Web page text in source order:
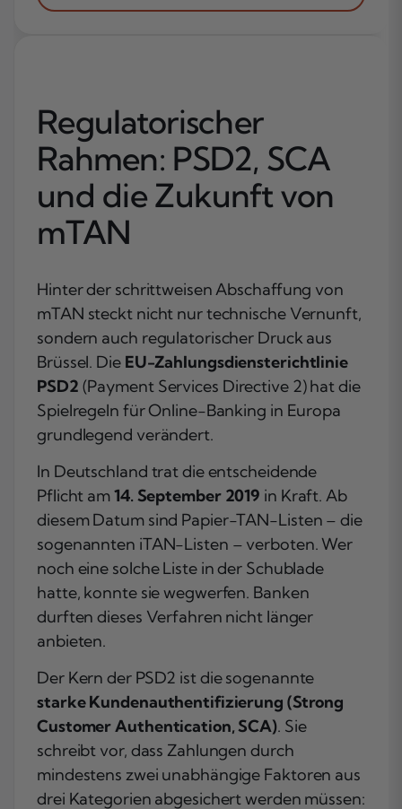
Regulatorischer
Rahmen: PSD2, SCA
und die Zukunft von
mTAN
Hinter der schrittweisen Abschaffung von
mTAN steckt nicht nur technische Vernunft,
sondern auch regulatorischer Druck aus
Brüssel. Die EU-Zahlungsdiensterichtlinie
PSD2 (Payment Services Directive 2) hat die
Spielregeln für Online-Banking in Europa
grundlegend verändert.
In Deutschland trat die entscheidende
Pflicht am14. September 2019 in Kraft. Ab
diesem Datum sind Papier-TAN-Listen – die
sogenannten iTAN-Listen – verboten. Wer
noch eine solche Liste in der Schublade
hatte, konnte sie wegwerfen. Banken
durften dieses Verfahren nicht länger
anbieten.
Der Kern der PSD2 ist die sogenannte
starke Kundenauthentifizierung (Strong
Customer Authentication, SCA). Sie
schreibt vor, dass Zahlungen durch
mindestens zwei unabhängige Faktoren aus
drei Kategorien abgesichert werden müssen: